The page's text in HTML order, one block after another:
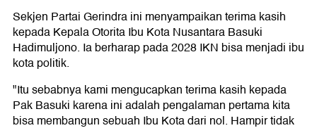
Sekjen Partai Gerindra ini menyampaikan terima kasih
kepada Kepala Otorita Ibu Kota Nusantara Basuki
Hadimuljono. Ia berharap pada 2028 IKN bisa menjadi ibu
kota politik.
"Itu sebabnya kami mengucapkan terima kasih kepada
Pak Basuki karena ini adalah pengalaman pertama kita
bisa membangun sebuah Ibu Kota dari nol. Hampir tidak